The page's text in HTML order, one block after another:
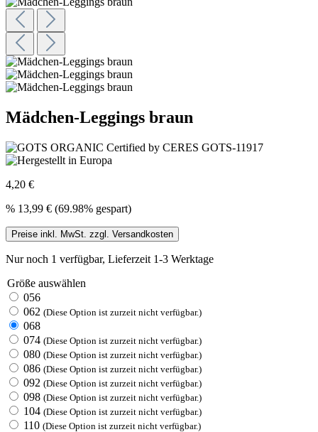
Mädchen-Leggings braun
4,20 €
% 13,99 € (69.98% gespart)
Preise inkl. MwSt. zzgl. Versandkosten
Nur noch 1 verfügbar, Lieferzeit 1-3 Werktage
Größe auswählen
056
062 (Diese Option ist zurzeit nicht verfügbar.)
068
074 (Diese Option ist zurzeit nicht verfügbar.)
080 (Diese Option ist zurzeit nicht verfügbar.)
086 (Diese Option ist zurzeit nicht verfügbar.)
092 (Diese Option ist zurzeit nicht verfügbar.)
098 (Diese Option ist zurzeit nicht verfügbar.)
104 (Diese Option ist zurzeit nicht verfügbar.)
110 (Diese Option ist zurzeit nicht verfügbar.)